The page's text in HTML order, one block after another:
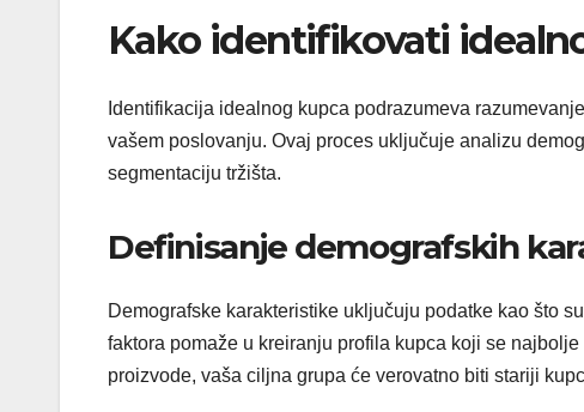
Kako identifikovati
Identifikacija idealnog kupca podrazumeva
vašem poslovanju. Ovaj proces uključuje analizu
segmentaciju tržišta.
Definisanje demografskih
Demografske karakteristike uključuju podatke kao što
faktora pomaže u kreiranju profila kupca koji se
proizvode, vaša ciljna grupa će verovatno biti stariji